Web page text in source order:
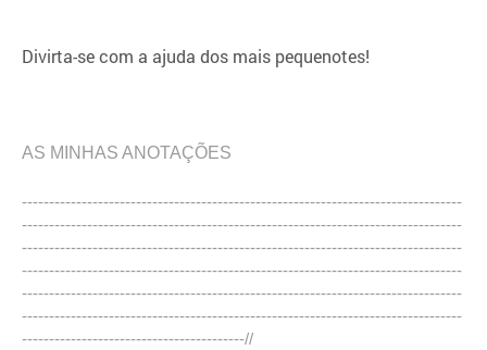
Divirta-se com a ajuda dos mais pequenotes!
AS MINHAS ANOTAÇÕES
---------------------------------------------------------------------------------
---------------------------------------------------------------------------------
---------------------------------------------------------------------------------
---------------------------------------------------------------------------------
---------------------------------------------------------------------------------
---------------------------------------------------------------------------------
-----------------------------------------//